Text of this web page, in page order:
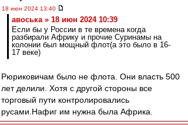
18 июн 2024 13:40
авоська » 18 июн 2024 10:39
Если бы у России в те времена когда
разбирали Африку и прочие Суринамы на
колонии был мощный флот(а это было в 16-
17 веке)
Рюриковичам было не флота. Они власть 500
лет делили. Хотя с другой стороны все
торговый пути контролировались
русами.Нафиг им нужна была Африка.